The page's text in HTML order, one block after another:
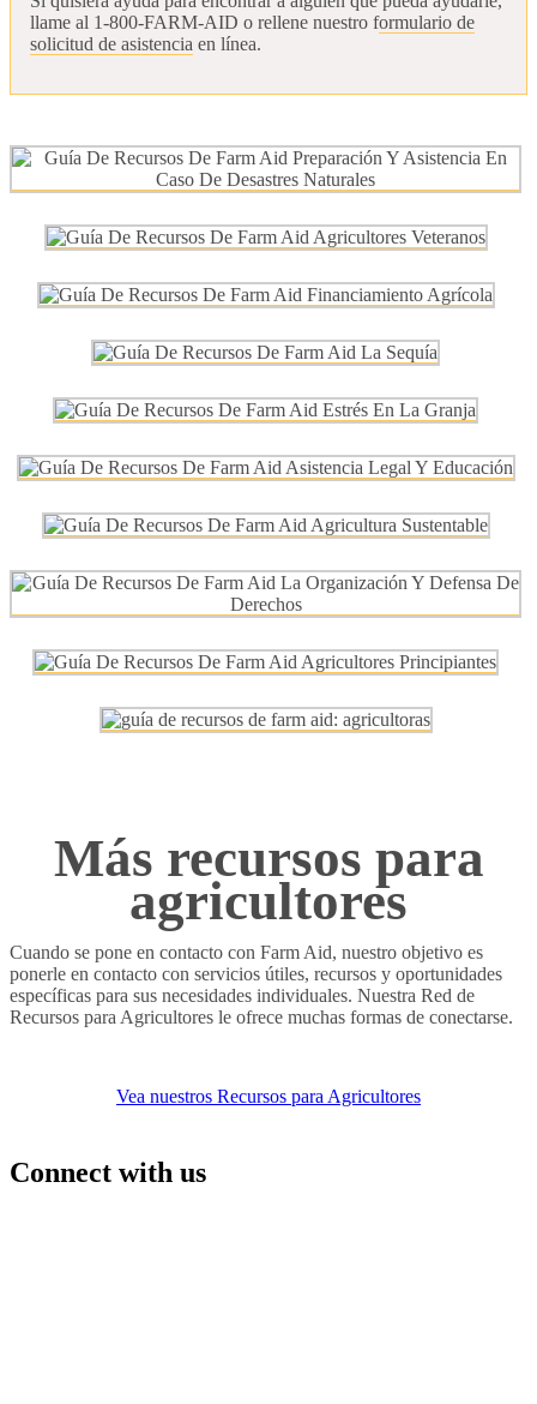
llame al 1-800-FARM-AID o rellene nuestro formulario de
solicitud de asistencia en línea.
Más recursos para
agricultores
Cuando se pone en contacto con Farm Aid, nuestro objetivo es
ponerle en contacto con servicios útiles, recursos y oportunidades
específicas para sus necesidades individuales. Nuestra Red de
Recursos para Agricultores le ofrece muchas formas de conectarse.
Vea nuestros Recursos para Agricultores
Connect with us